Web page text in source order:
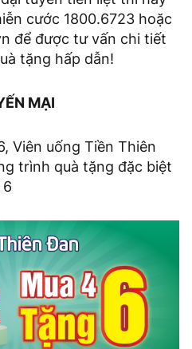
cước 1800.6723 hoặc
để được tư vấn chi tiết
tặng hấp dẫn!
MẠI
Viên uống Tiền Thiên
trình quà tặng đặc biệt
6